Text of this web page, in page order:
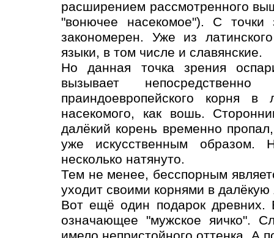
расширением рассмотренного
"вонючее насекомое"). С точки
закономерен. Уже из
языки, в том числе и славянские.
Но данная точка зрения
вызывает
праиндоевропейского корня
насекомого, как вошь.
далёкий корень временно
уже искусственным образом.
несколько натянуто.
Тем не менее, бесспорным
уходит своими корнями в
Вот ещё один подарок древних.
означающее "мужское яичко".